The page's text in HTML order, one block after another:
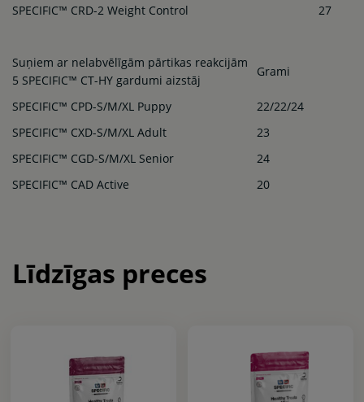
SPECIFIC™ CRD-2 Weight Control
27
Suņiem ar nelabvēlīgām pārtikas reakcijām
5 SPECIFIC™ CT-HY gardumi aizstāj
Grami
SPECIFIC™ CPD-S/M/XL Puppy
22/22/24
SPECIFIC™ CXD-S/M/XL Adult
23
SPECIFIC™ CGD-S/M/XL Senior
24
SPECIFIC™ CAD Active
20
Līdzīgas preces